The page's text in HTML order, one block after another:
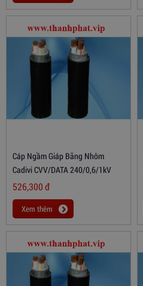
Cáp Ngầm Giáp Băng Nhôm
Cadivi CVV/DATA 240/0,6/1kV
526,300đ
Xem thêm